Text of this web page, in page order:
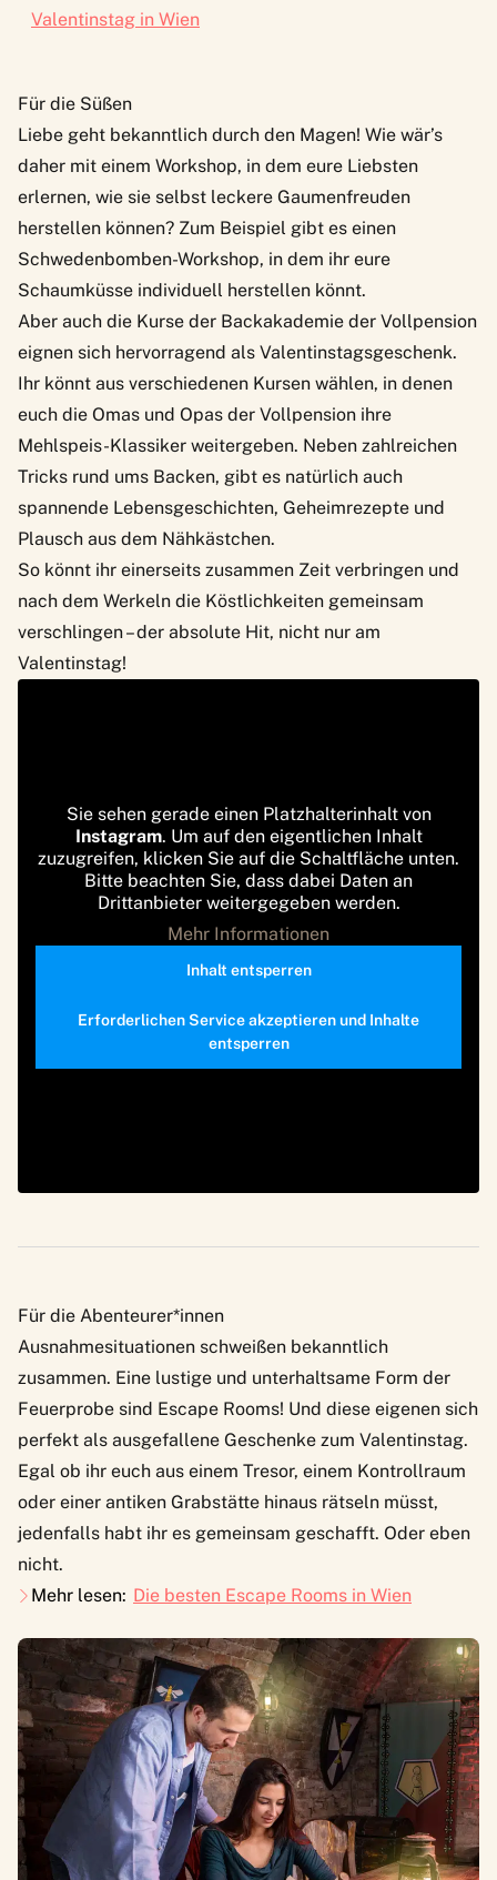
Valentinstag in Wien
Für die Süßen
Liebe geht bekanntlich durch den Magen! Wie wär’s
daher mit einem Workshop, in dem eure Liebsten
erlernen, wie sie selbst leckere Gaumenfreuden
herstellen können? Zum Beispiel gibt es einen
Schwedenbomben-Workshop, in dem ihr eure
Schaumküsse individuell herstellen könnt.
Aber auch die Kurse der Backakademie der Vollpension
eignen sich hervorragend als Valentinstagsgeschenk.
Ihr könnt aus verschiedenen Kursen wählen, in denen
euch die Omas und Opas der Vollpension ihre
Mehlspeis-Klassiker weitergeben. Neben zahlreichen
Tricks rund ums Backen, gibt es natürlich auch
spannende Lebensgeschichten, Geheimrezepte und
Plausch aus dem Nähkästchen.
So könnt ihr einerseits zusammen Zeit verbringen und
nach dem Werkeln die Köstlichkeiten gemeinsam
verschlingen – der absolute Hit, nicht nur am
Valentinstag!
Sie sehen gerade einen Platzhalterinhalt von
Instagram. Um auf den eigentlichen Inhalt
zuzugreifen, klicken Sie auf die Schaltfläche unten.
Bitte beachten Sie, dass dabei Daten an
Drittanbieter weitergegeben werden.
Mehr Informationen
Inhalt entsperren
Erforderlichen Service akzeptieren und Inhalte
entsperren
Für die Abenteurer*innen
Ausnahmesituationen schweißen bekanntlich
zusammen. Eine lustige und unterhaltsame Form der
Feuerprobe sind Escape Rooms! Und diese eigenen sich
perfekt als ausgefallene Geschenke zum Valentinstag.
Egal ob ihr euch aus einem Tresor, einem Kontrollraum
oder einer antiken Grabstätte hinaus rätseln müsst,
jedenfalls habt ihr es gemeinsam geschafft. Oder eben
nicht.
Mehr lesen: Die besten Escape Rooms in Wien